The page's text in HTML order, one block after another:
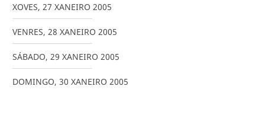
XOVES, 27 XANEIRO 2005
VENRES, 28 XANEIRO 2005
SÁBADO, 29 XANEIRO 2005
DOMINGO, 30 XANEIRO 2005